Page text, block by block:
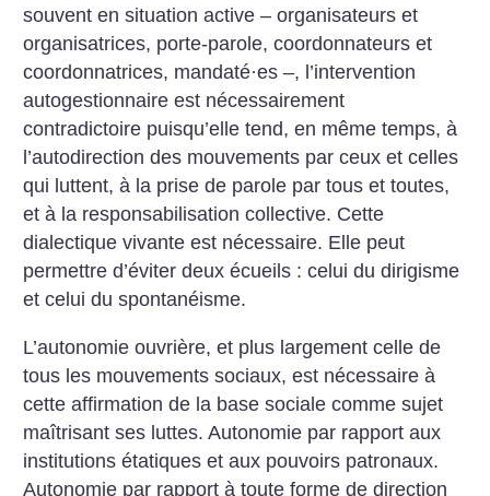
souvent en situation active – organisateurs et
organisatrices, porte-parole, coordonnateurs et
coordonnatrices, mandaté·es –, l’intervention
autogestionnaire est nécessairement
contradictoire puisqu’elle tend, en même temps, à
l’autodirection des mouvements par ceux et celles
qui luttent, à la prise de parole par tous et toutes,
et à la responsabilisation collec­tive. Cette
dialectique vivante est nécessaire. Elle peut
permettre d’éviter deux écueils : celui du dirigisme
et celui du sponta­néisme.
L’autonomie ouvrière, et plus largement celle de
tous les mouvements sociaux, est nécessaire à
cette affirmation de la base sociale comme sujet
maîtrisant ses luttes. Autonomie par rapport aux
institutions étatiques et aux pouvoirs patronaux.
Autonomie par rapport à toute forme de direction